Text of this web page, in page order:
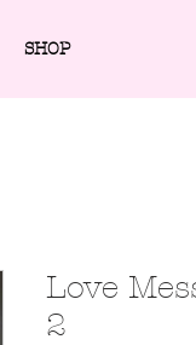
SHOP
Love
2